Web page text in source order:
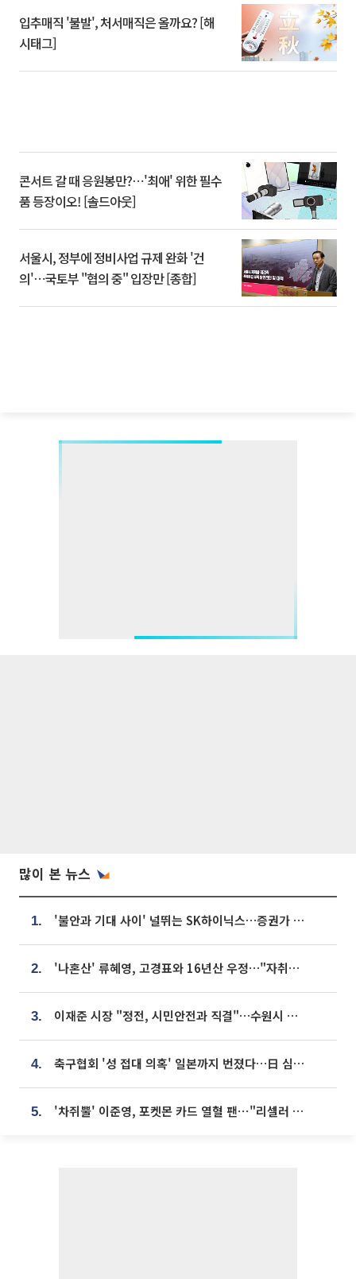
입추매직 '불발', 처서매직은 올까요? [해
시태그]
콘서트 갈 때 응원봉만?⋯'최애' 위한 필수
품 등장이오! [솔드아웃]
서울시, 정부에 정비사업 규제 완화 '건
의'⋯국토부 "협의 중" 입장만 [종합]
많이 본 뉴스
1. '불안과 기대 사이' 널뛰는 SK하이닉스…증권가 "HBM4·LTA 기반 펀터멘털 견고"
2. '나혼산' 류혜영, 고경표와 16년산 우정…"자취방서 부모님과 마주쳐"
3. 이재준 시장 "정전, 시민안전과 직결"…수원시 비상대응체계 가동
4. 축구협회 '성 접대 의혹' 일본까지 번졌다…日 심판 실명 공개
5. '차쥐뿔' 이준영, 포켓몬 카드 열혈 팬⋯"리셀러 처단할 것"